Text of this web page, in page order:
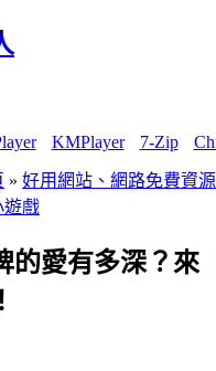
KMPlayer 7-Zip
» 好用網站、網路免費資源
遊戲
的愛有多深？來